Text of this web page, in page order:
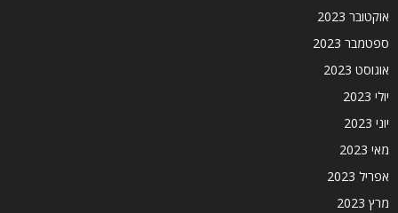
אוקטובר 2023
ספטמבר 2023
אוגוסט 2023
יולי 2023
יוני 2023
מאי 2023
אפריל 2023
מרץ 2023